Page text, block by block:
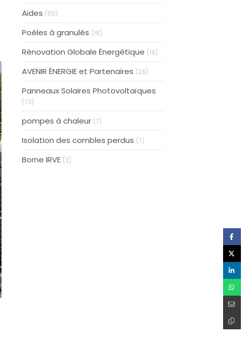
Aides (65)
Poêles à granulés (18)
Rénovation Globale Énergétique (18)
AVENIR ÉNERGIE et Partenaires (26)
Panneaux Solaires Photovoltaïques
(73)
pompes à chaleur (7)
Isolation des combles perdus (7)
Borne IRVE (2)